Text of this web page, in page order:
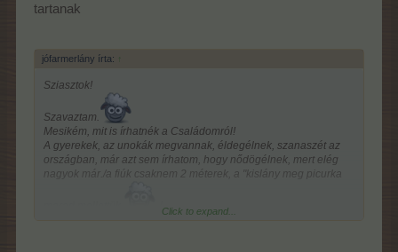
tartanak
jófarmerlány írta: ↑
Sziasztok!
Szavaztam.
Mesikém, mit is írhatnék a Családomról!
A gyerekek, az unokák megvannak, éldegélnek, szanaszét az
országban, már azt sem írhatom, hogy nődögélnek, mert elég
nagyok már./a fiúk csaknem 2 méterek, a "kislány meg picurka
A párommal meg csendesen éldegélünk, mint két öregecske
Click to expand...